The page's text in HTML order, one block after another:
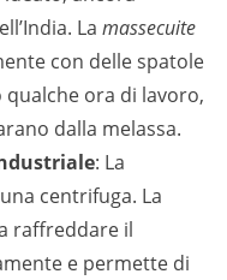
La massecuite
con delle spatole
ora di lavoro,
dalla melassa.
: La
centrifuga. La
raffreddare il
e permette di